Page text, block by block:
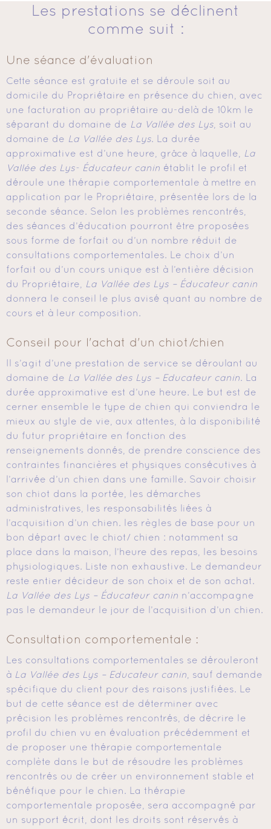
Les prestations se déclinent
comme suit :
Une séance d'évaluation
Cette séance est gratuite et se déroule soit au
domicile du Propriétaire en présence du chien, avec
une facturation au propriétaire au-delà de 10km le
séparant du domaine de La Vallée des Lys , soit au
domaine de La Vallée des Lys . La durée
approximative est d’une heure, grâce à laquelle,
La
Vallée des Lys- Éducateur canin établit le profil et
déroule une thérapie comportementale à mettre en
application par le Propriétaire, présentée lors de la
seconde séance. Selon les problèmes rencontrés,
des séances d’éducation pourront être proposées
sous forme de forfait ou d’un nombre réduit de
consultations comportementales. Le choix d’un
forfait ou d’un cours unique est à l’entière décision
du Propriétaire,
La Vallée des Lys – Éducateur canin
donnera le conseil le plus avisé quant au nombre de
cours et à leur composition.
Conseil pour l'achat d'un chiot/chien
Il s’agit d’une prestation de service se déroulant au
domaine de La Vallée des Lys – Educateur canin . La
durée approximative est d’une heure. Le but est de
cerner ensemble le type de chien qui conviendra le
mieux au style de vie, aux attentes, à la disponibilité
du futur propriétaire en fonction des
renseignements donnés, de prendre conscience des
contraintes financières et physiques consécutives à
l’arrivée d’un chien dans une famille. Savoir choisir
son chiot dans la portée, les démarches
administratives, les responsabilités liées à
l’acquisition d’un chien. les règles de base pour un
bon départ avec le chiot/ chien : notamment sa
place dans la maison, l’heure des repas, les besoins
physiologiques. Liste non exhaustive. Le demandeur
reste entier décideur de son choix et de son achat.
La Vallée des Lys – Éducateur canin n’accompagne
pas le demandeur le jour de l’acquisition d’un chien.
Consultation comportementale :
Les consultations comportementales se dérouleront
à La Vallée des Lys – Educateur canin , sauf demande
spécifique du client pour des raisons justifiées. Le
but de cette séance est de déterminer avec
précision les problèmes rencontrés, de décrire le
profil du chien vu en évaluation précédemment et
de proposer une thérapie comportementale
complète dans le but de résoudre les problèmes
rencontrés ou de créer un environnement stable et
bénéfique pour le chien. La thérapie
comportementale proposée, sera accompagné par
un support écrit, dont les droits sont réservés à